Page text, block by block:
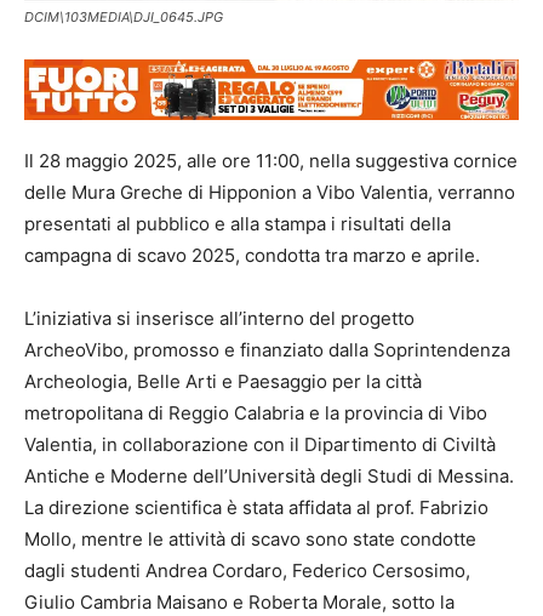
DCIM\103MEDIA\DJI_0645.JPG
Il 28 maggio 2025, alle ore 11:00, nella suggestiva cornice
delle Mura Greche di Hipponion a Vibo Valentia, verranno
presentati al pubblico e alla stampa i risultati della
campagna di scavo 2025, condotta tra marzo e aprile.
L’iniziativa si inserisce all’interno del progetto
ArcheoVibo, promosso e finanziato dalla Soprintendenza
Archeologia, Belle Arti e Paesaggio per la città
metropolitana di Reggio Calabria e la provincia di Vibo
Valentia, in collaborazione con il Dipartimento di Civiltà
Antiche e Moderne dell’Università degli Studi di Messina.
La direzione scientifica è stata affidata al prof. Fabrizio
Mollo, mentre le attività di scavo sono state condotte
dagli studenti Andrea Cordaro, Federico Cersosimo,
Giulio Cambria Maisano e Roberta Morale, sotto la